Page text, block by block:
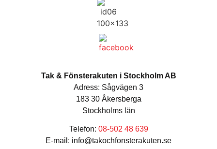
Tak & Fönsterakuten i Stockholm AB
Adress: Sågvägen 3
183 30 Åkersberga
Stockholms län
Telefon: 08-502 48 639
E-mail: info@takochfonsterakuten.se